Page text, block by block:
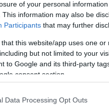
of your personal
This information may also be
Participants that may further
that this website/app uses one
but not limited to your
to Google and its third-party
consent section.
Data Processing Opt Outs
ηγεσία ακολουθεί πιστά
συνεχίζονται οι
Ηνωμένες Πολιτείες
δήλωσε ότι το Ιράν
θαλάσσιας οδού
γειτονικές χώρες